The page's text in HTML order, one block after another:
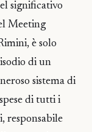
significativo
Meeting
è solo
di un
sistema di
di tutti i
responsabile